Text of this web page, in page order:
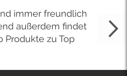
immer freundlich
außerdem findet
Produkte zu Top